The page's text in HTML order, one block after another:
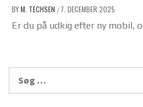
BYM. TECHSEN / 7. DECEMBER 2025
Er du på udkig efter ny mobil,
efter: